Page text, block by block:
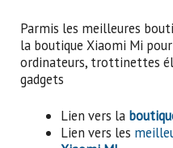
Parmis les meilleures
la boutique Xiaomi Mi
ordinateurs, trottinettes
gadgets
Lien vers la
Lien vers les